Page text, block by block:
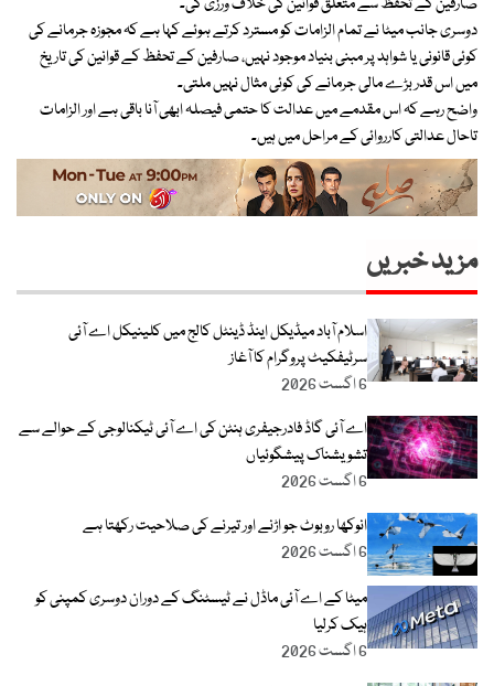
دوسری جانب میٹا نے تمام الزامات کو مسترد کرتے ہوئے کہا ہے کہ مجوزہ جرمانے کی
کوئی قانونی یا شواہد پر مبنی بنیاد موجود نہیں، صارفین کے تحفظ کے قوانین کی تاریخ
میں اس قدر بڑے مالی جرمانے کی کوئی مثال نہیں ملتی۔
واضح رہے کہ اس مقدمے میں عدالت کا حتمی فیصلہ ابھی آنا باقی ہے اور الزامات
تاحال عدالتی کارروائی کے مراحل میں ہیں۔
مزید خبریں
اسلام آباد میڈیکل اینڈ ڈینٹل کالج میں کلینیکل اے آئی
سرٹیفکیٹ پروگرام کا آغاز
6 اگست 2026
اے آئی گاڈ فادرجیفری ہنٹن کی اے آئی ٹیکنالوجی کے حوالے سے
تشویشناک پیشگوئیاں
6 اگست 2026
انوکھا روبوٹ جو اڑنے اور تیرنے کی صلاحیت رکھتا ہے
6 اگست 2026
میٹا کے اے آئی ماڈل نے ٹیسٹنگ کے دوران دوسری کمپنی کو
ہیک کرلیا
6 اگست 2026